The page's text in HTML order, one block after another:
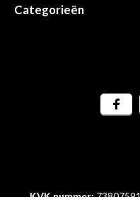
Categorieën